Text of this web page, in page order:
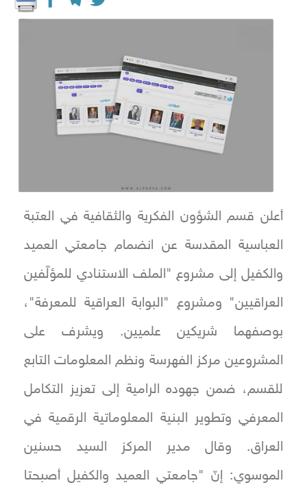
أعلن قسم الشؤون الفكرية والثقافية في العتبة
العباسية المقدسة عن انضمام جامعتي العميد
والكفيل إلى مشروع "الملف الاستنادي للمؤلّفين
العراقيين" ومشروع "البوابة العراقية للمعرفة"،
بوصفهما شريكين علميين. ويشرف على
المشروعين مركز الفهرسة ونظم المعلومات التابع
للقسم، ضمن جهوده الرامية إلى تعزيز التكامل
المعرفي وتطوير البنية المعلوماتية الرقمية في
العراق. وقال مدير المركز السيد حسنين
الموسوي: إنّ "جامعتي العميد والكفيل أصبحتا